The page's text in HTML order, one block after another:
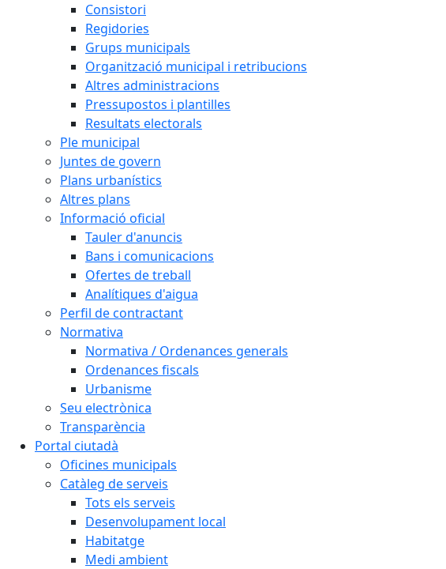
Consistori
Regidories
Grups municipals
Organització municipal i retribucions
Altres administracions
Pressupostos i plantilles
Resultats electorals
Ple municipal
Juntes de govern
Plans urbanístics
Altres plans
Informació oficial
Tauler d'anuncis
Bans i comunicacions
Ofertes de treball
Analítiques d'aigua
Perfil de contractant
Normativa
Normativa / Ordenances generals
Ordenances fiscals
Urbanisme
Seu electrònica
Transparència
Portal ciutadà
Oficines municipals
Catàleg de serveis
Tots els serveis
Desenvolupament local
Habitatge
Medi ambient